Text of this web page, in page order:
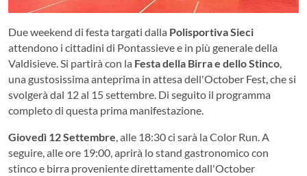
Due weekend di festa targati dalla Polisportiva Sieci
attendono i cittadini di Pontassieve e in più generale della
Valdisieve. Si partirà con la Festa della Birra e dello Stinco,
una gustosissima anteprima in attesa dell'October Fest, che si
svolgerà dal 12 al 15 settembre. Di seguito il programma
completo di questa prima manifestazione.
Giovedì 12 Settembre, alle 18:30 ci sarà la Color Run. A
seguire, alle ore 19:00, aprirà lo stand gastronomico con
stinco e birra proveniente direttamente dall'October